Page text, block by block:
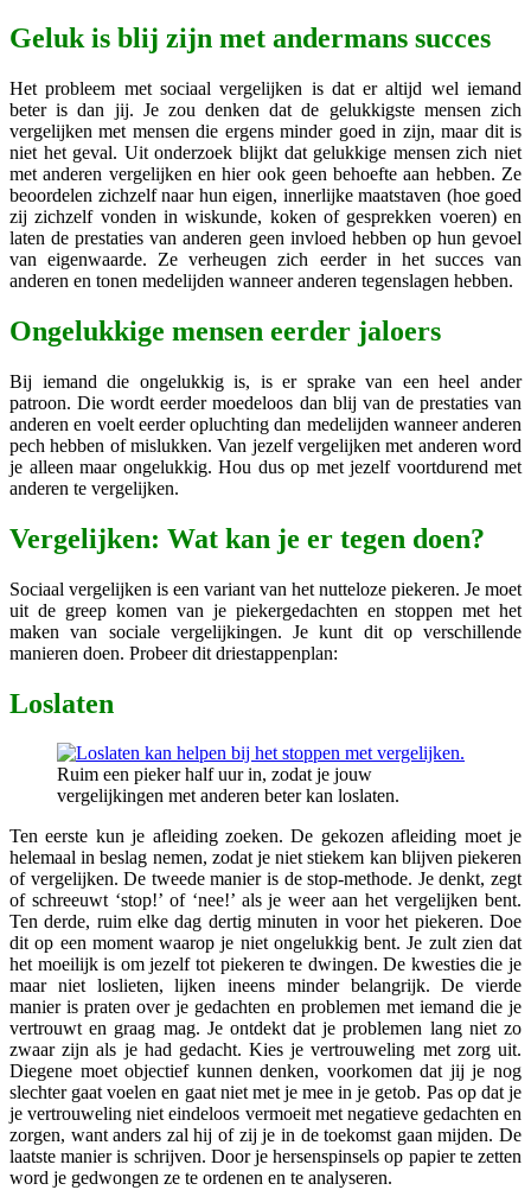
Geluk is blij zijn met andermans succes
Het probleem met sociaal vergelijken is dat er altijd wel iemand
beter is dan jij. Je zou denken dat de gelukkigste mensen zich
vergelijken met mensen die ergens minder goed in zijn, maar dit is
niet het geval. Uit onderzoek blijkt dat gelukkige mensen zich niet
met anderen vergelijken en hier ook geen behoefte aan hebben. Ze
beoordelen zichzelf naar hun eigen, innerlijke maatstaven (hoe goed
zij zichzelf vonden in wiskunde, koken of gesprekken voeren) en
laten de prestaties van anderen geen invloed hebben op hun gevoel
van eigenwaarde. Ze verheugen zich eerder in het succes van
anderen en tonen medelijden wanneer anderen tegenslagen hebben.
Ongelukkige mensen eerder jaloers
Bij iemand die ongelukkig is, is er sprake van een heel ander
patroon. Die wordt eerder moedeloos dan blij van de prestaties van
anderen en voelt eerder opluchting dan medelijden wanneer anderen
pech hebben of mislukken. Van jezelf vergelijken met anderen word
je alleen maar ongelukkig. Hou dus op met jezelf voortdurend met
anderen te vergelijken.
Vergelijken: Wat kan je er tegen doen?
Sociaal vergelijken is een variant van het nutteloze piekeren. Je moet
uit de greep komen van je piekergedachten en stoppen met het
maken van sociale vergelijkingen. Je kunt dit op verschillende
manieren doen. Probeer dit driestappenplan:
Loslaten
Ruim een pieker half uur in, zodat je jouw
vergelijkingen met anderen beter kan loslaten.
Ten eerste kun je afleiding zoeken. De gekozen afleiding moet je
helemaal in beslag nemen, zodat je niet stiekem kan blijven piekeren
of vergelijken. De tweede manier is de stop-methode. Je denkt, zegt
of schreeuwt ‘stop!’ of ‘nee!’ als je weer aan het vergelijken bent.
Ten derde, ruim elke dag dertig minuten in voor het piekeren. Doe
dit op een moment waarop je niet ongelukkig bent. Je zult zien dat
het moeilijk is om jezelf tot piekeren te dwingen. De kwesties die je
maar niet loslieten, lijken ineens minder belangrijk. De vierde
manier is praten over je gedachten en problemen met iemand die je
vertrouwt en graag mag. Je ontdekt dat je problemen lang niet zo
zwaar zijn als je had gedacht. Kies je vertrouweling met zorg uit.
Diegene moet objectief kunnen denken, voorkomen dat jij je nog
slechter gaat voelen en gaat niet met je mee in je getob. Pas op dat je
je vertrouweling niet eindeloos vermoeit met negatieve gedachten en
zorgen, want anders zal hij of zij je in de toekomst gaan mijden. De
laatste manier is schrijven. Door je hersenspinsels op papier te zetten
word je gedwongen ze te ordenen en te analyseren.